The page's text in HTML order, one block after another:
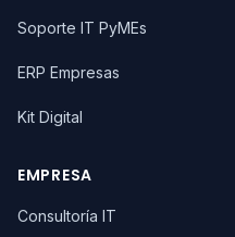
Soporte IT PyMEs
ERP Empresas
Kit Digital
EMPRESA
Consultoría IT